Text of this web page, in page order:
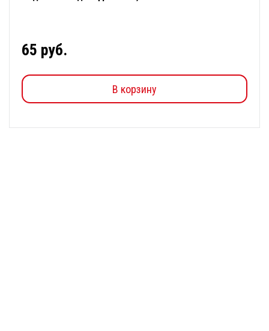
65 руб.
В корзину